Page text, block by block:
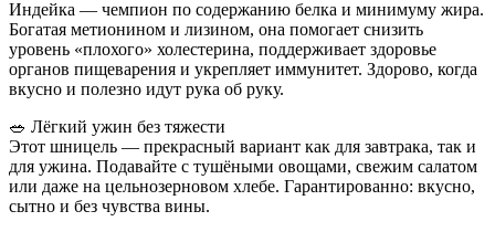
Индейка — чемпион по содержанию белка и минимуму жира.
Богатая метионином и лизином, она помогает снизить
уровень «плохого» холестерина, поддерживает здоровье
органов пищеварения и укрепляет иммунитет. Здорово, когда
вкусно и полезно идут рука об руку.
🥗 Лёгкий ужин без тяжести
Этот шницель — прекрасный вариант как для завтрака, так и
для ужина. Подавайте с тушёными овощами, свежим салатом
или даже на цельнозерновом хлебе. Гарантированно: вкусно,
сытно и без чувства вины.